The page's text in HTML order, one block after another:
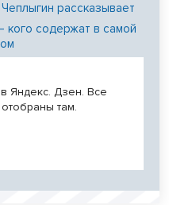
рассказывает
кого содержат в самой
Яндекс. Дзен. Все
там.